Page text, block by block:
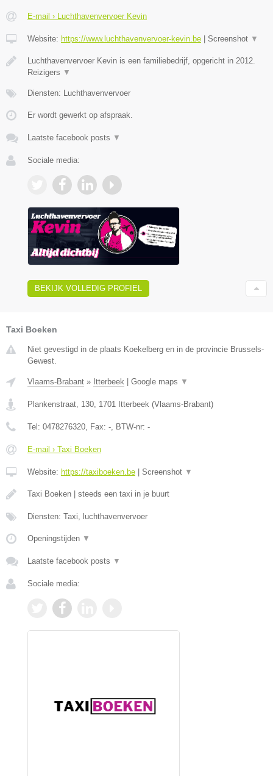
E-mail › Luchthavenvervoer Kevin
Website: https://www.luchthavenvervoer-kevin.be Screenshot ▼
Luchthavenvervoer Kevin is een familiebedrijf, opgericht in 2012.
Reizigers ▼
Diensten: Luchthavenvervoer
Er wordt gewerkt op afspraak.
Laatste facebook posts ▼
Sociale media:
BEKIJK VOLLEDIG PROFIEL
Taxi Boeken
Niet gevestigd in de plaats Koekelberg en in de provincie Brussels-
Gewest.
Vlaams-Brabant » Itterbeek Google maps ▼
Plankenstraat, 130, 1701 Itterbeek (Vlaams-Brabant)
Tel: 0478276320, Fax: -, BTW-nr: -
E-mail › Taxi Boeken
Website: https://taxiboeken.be Screenshot ▼
Taxi Boeken | steeds een taxi in je buurt
Diensten: Taxi, luchthavenvervoer
Openingstijden ▼
Laatste facebook posts ▼
Sociale media: